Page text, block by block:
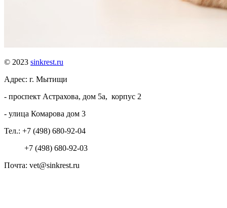
© 2023 sinkrest.ru
Адрес: г. Мытищи
- проспект Астрахова, дом 5а, корпус 2
- улица Комарова дом 3
Тел.: +7 (498) 680-92-04
+7 (498) 680-92-03
Почта: vet@sinkrest.ru